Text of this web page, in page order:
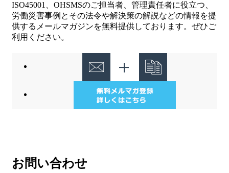
ISO45001、OHSMSのご担当者、管理責任者に役立つ、
労働災害事例とその法令や解決策の解説などの情報を提
供するメールマガジンを無料提供しております。ぜひご
利用ください。
お問い合わせ